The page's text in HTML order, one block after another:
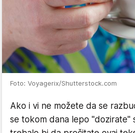
Foto: Voyagerix/Shutterstock.com
Ako i vi ne možete da se
se tokom dana lepo "dozirate"